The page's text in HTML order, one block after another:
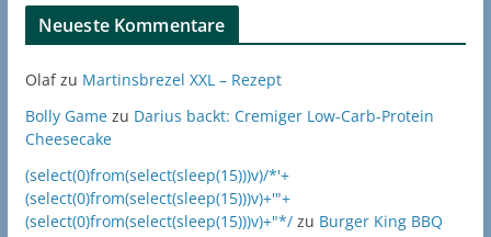
Neueste Kommentare
Olafzu Martinsbrezel XXL – Rezept
Bolly Gamezu Darius backt: Cremiger Low-Carb-Protein
Cheesecake
(select(0)from(select(sleep(15)))v)/*'+
(select(0)from(select(sleep(15)))v)+'"+
(select(0)from(select(sleep(15)))v)+"*/zu Burger King BBQ